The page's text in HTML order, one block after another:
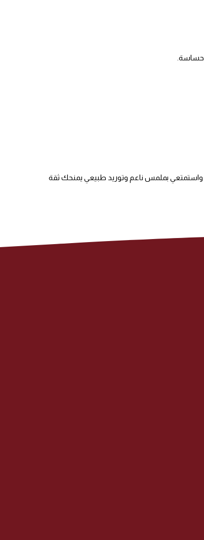
حساسة.
واستمتعي بملمس ناعم وتوريد طبيعي يمنحك ثقة